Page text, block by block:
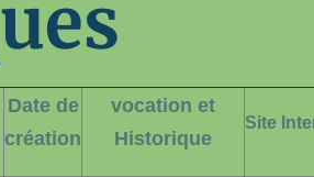
Date de
création
vocation et
Historique
Site